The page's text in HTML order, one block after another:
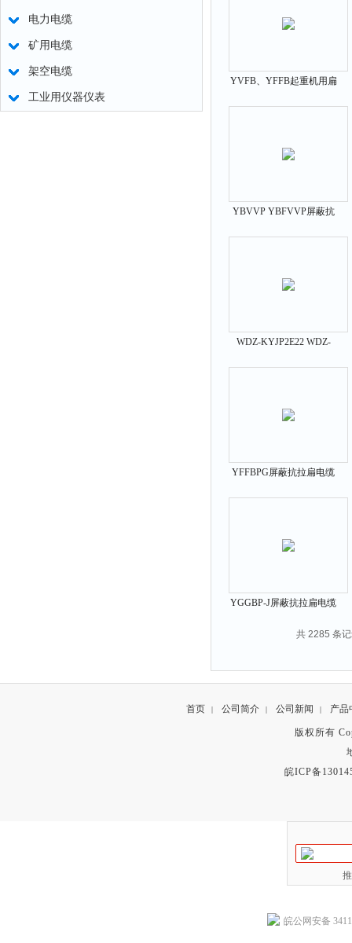
电力电缆
矿用电缆
架空电缆
工业用仪器仪表
YVFB、YFFB起重机用扁
YBVVP YBFVVP屏蔽抗
WDZ-KYJP2E22 WDZ-
YFFBPG屏蔽抗拉扁电缆
YGGBP-J屏蔽抗拉扁电缆
共 2285 条
首页 | 公司简介 | 公司新闻 | 产品
版权所有
皖ICP备
皖公网安备